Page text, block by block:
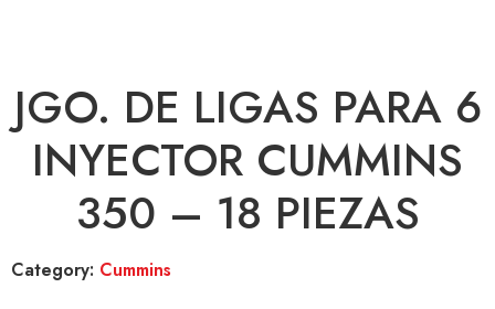
JGO. DE LIGAS PARA 6
INYECTOR CUMMINS
350 – 18 PIEZAS
Category: Cummins